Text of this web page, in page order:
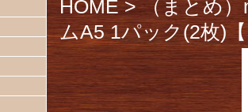
HOME > （まとめ
ムA5 1パック(2枚)